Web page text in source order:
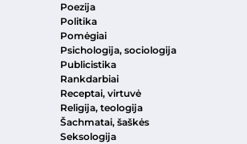
Poezija
Politika
Pomėgiai
Psichologija, sociologija
Publicistika
Rankdarbiai
Receptai, virtuvė
Religija, teologija
Šachmatai, šaškės
Seksologija